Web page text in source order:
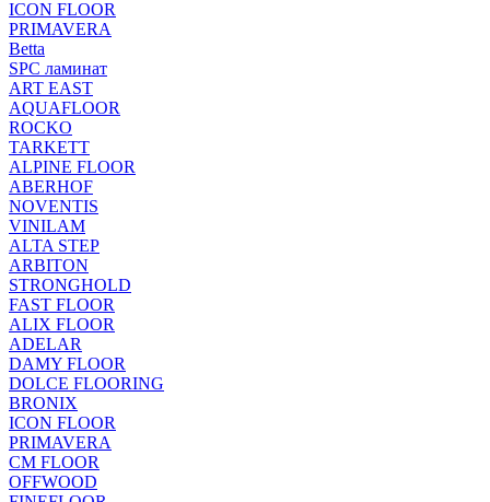
ICON FLOOR
PRIMAVERA
Betta
SPC ламинат
ART EAST
AQUAFLOOR
ROCKO
TARKETT
ALPINE FLOOR
ABERHOF
NOVENTIS
VINILAM
ALTA STEP
ARBITON
STRONGHOLD
FAST FLOOR
ALIX FLOOR
ADELAR
DAMY FLOOR
DOLCE FLOORING
BRONIX
ICON FLOOR
PRIMAVERA
CM FLOOR
OFFWOOD